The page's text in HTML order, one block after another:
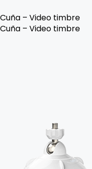
Cuña – Video timbre
Cuña – Video timbre